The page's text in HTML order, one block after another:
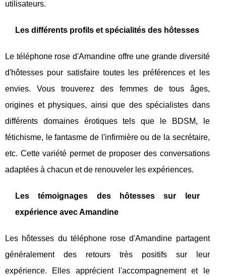
utilisateurs.
Les différents profils et spécialités des hôtesses
Le téléphone rose d'Amandine offre une grande diversité
d'hôtesses pour satisfaire toutes les préférences et les
envies. Vous trouverez des femmes de tous âges,
origines et physiques, ainsi que des spécialistes dans
différents domaines érotiques tels que le BDSM, le
fétichisme, le fantasme de l'infirmière ou de la secrétaire,
etc. Cette variété permet de proposer des conversations
adaptées à chacun et de renouveler les expériences.
Les témoignages des hôtesses sur leur
expérience avec Amandine
Les hôtesses du téléphone rose d'Amandine partagent
généralement des retours très positifs sur leur
expérience. Elles apprécient l'accompagnement et le